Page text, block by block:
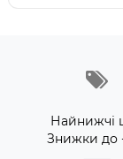
Найнижчі
Знижки до